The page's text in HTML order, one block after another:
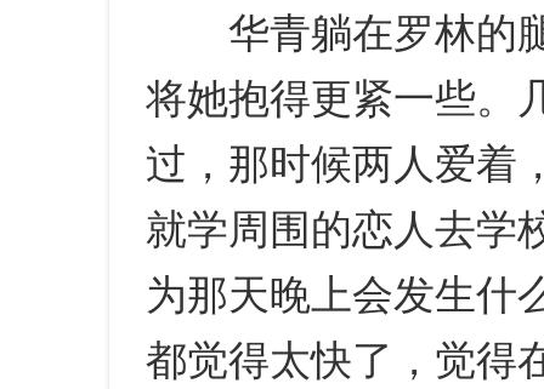
华青躺在罗林的腿
将她抱得更紧一些。
过，那时候两人爱着
就学周围的恋人去学
为那天晚上会发生什
都觉得太快了，觉得